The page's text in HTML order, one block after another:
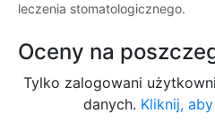
leczenia stomatologicznego.
Oceny na
Tylko zalogowani
danych. Kliknij,